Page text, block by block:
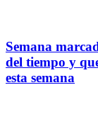
Semana
del tiempo y
esta semana